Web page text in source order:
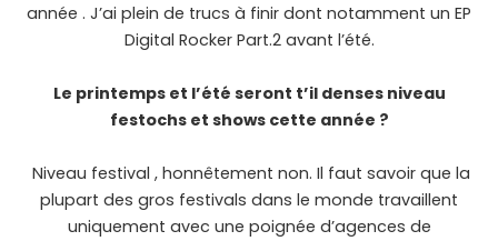
année . J’ai plein de trucs à finir dont notamment un EP
Digital Rocker Part.2 avant l’été.
Le printemps et l’été seront t’il denses niveau
festochs et shows cette année ?
Niveau festival , honnêtement non. Il faut savoir que la
plupart des gros festivals dans le monde travaillent
uniquement avec une poignée d’agences de